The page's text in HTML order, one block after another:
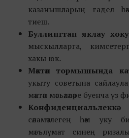
казанышларың гадел һәм
тиеш.
Буллингтан яклау
мыскылларга,
хакы юк.
Мәктәп тормышында
укыту советына
мәктәп мәсьәләләре буенча
сәламәтлегең һәм уку
мәгълүмат синең